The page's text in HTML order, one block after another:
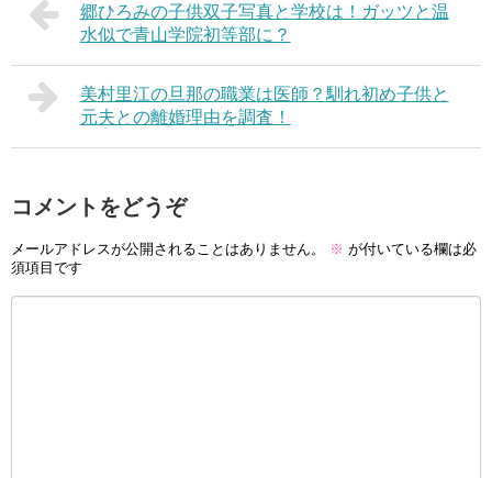
郷ひろみの子供双子写真と学校は！ガッツと温
水似で青山学院初等部に？
美村里江の旦那の職業は医師？馴れ初め子供と
元夫との離婚理由を調査！
コメントをどうぞ
メールアドレスが公開されることはありません。 ※ が付いている欄は必
須項目です